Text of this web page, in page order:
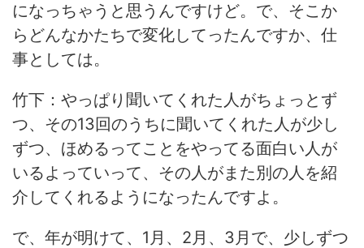
になっちゃうと思うんですけど。で、そこか
らどんなかたちで変化してったんですか、仕
事としては。
竹下：やっぱり聞いてくれた人がちょっとず
つ、その13回のうちに聞いてくれた人が少し
ずつ、ほめるってことをやってる面白い人が
いるよっていって、その人がまた別の人を紹
介してくれるようになったんですよ。
で、年が明けて、1月、2月、3月で、少しずつ